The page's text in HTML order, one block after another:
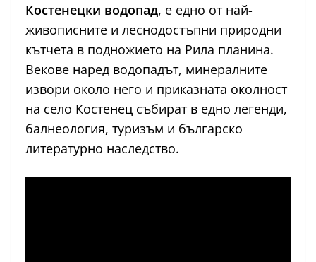
Костенецки водопад, е едно от най-
живописните и леснодостъпни природни
кътчета в подножието на Рила планина.
Векове наред водопадът, минералните
извори около него и приказната околност
на село Костенец събират в едно легенди,
балнеология, туризъм и българско
литературно наследство.